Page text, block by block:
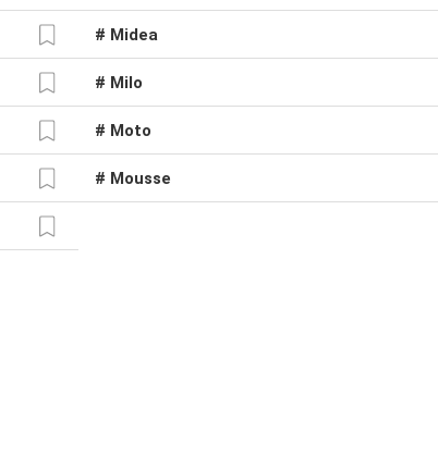
# Midea
# Milo
# Moto
# Mousse